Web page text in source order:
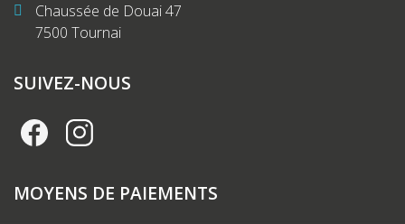
Chaussée de Douai 47
7500 Tournai
SUIVEZ-NOUS
MOYENS DE PAIEMENTS